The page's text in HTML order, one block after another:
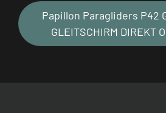
Papillon Paragliders P42
GLEITSCHIRM DIREKT